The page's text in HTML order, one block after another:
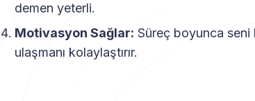
demen yeterli.
Motivasyon Sağlar: Süreç boyunca seni
ulaşmanı kolaylaştırır.